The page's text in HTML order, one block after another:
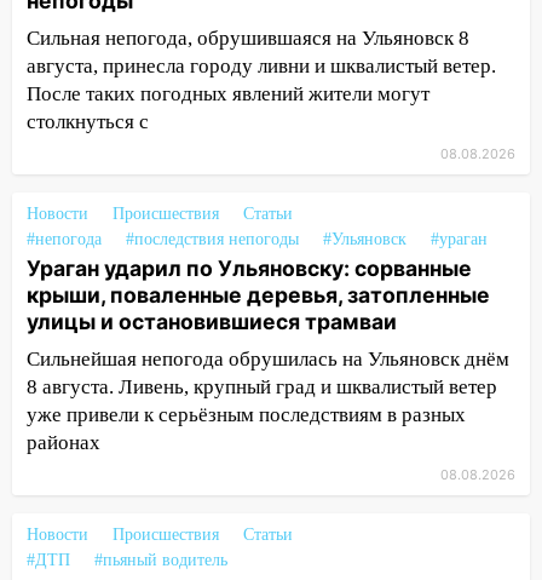
14:12
Куда жаловаться ульяновцам на
упавшее дерево или затопленную улицу
после непогоды
13:59 В Новом городе ураганным
13:54
В мэрии Ульяновска рассказали,
как устраняют последствия мощного
шторма
13:49 Стихия продолжает крушить
Ульяновск: дерево рухнуло на дом на
Орджоникидзе
13:47 На Нижней Террасе мощным
ветром вырвало дерево с корнем
Сильный ветер сорвал крышу с
13:35
Непогода продолжает бить по
Сильная непогода, обрушившаяся на Ульяновск 8
августа, принесла городу ливни и шквалистый ветер.
После таких погодных явлений жители могут
столкнуться с
08.08.2026
Новости Происшествия
Статьи
#непогода
#последствия непогоды #Ульяновск #ураган
Ураган ударил по Ульяновску: сорванные
крыши, поваленные деревья, затопленные
улицы и остановившиеся трамваи
Сильнейшая непогода обрушилась на Ульяновск днём
8 августа. Ливень, крупный град и шквалистый ветер
уже привели к серьёзным последствиям в разных
районах
08.08.2026
Новости Происшествия
Статьи
#ДТП
#пьяный водитель